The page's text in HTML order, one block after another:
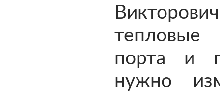
тепловые
порта и
нужно